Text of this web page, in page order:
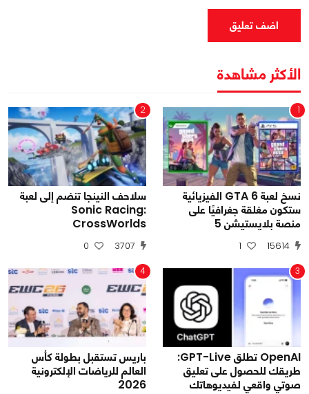
اضف تعليق
الأكثر مشاهدة
1
نسخ لعبة GTA 6 الفيزيائية
ستكون مغلقة جغرافيًا على
منصة بلايستيشن 5
15614
1
2
سلاحف النينجا تنضم إلى لعبة
Sonic Racing:
CrossWorlds
3707
0
3
OpenAI تطلق GPT-Live:
طريقك للحصول على تعليق
صوتي واقعي لفيديوهاتك
4
باريس تستقبل بطولة كأس
العالم للرياضات الإلكترونية
2026